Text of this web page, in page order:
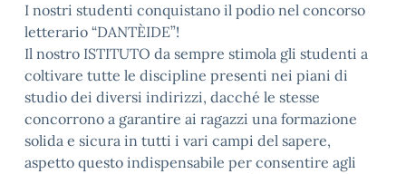
I nostri studenti conquistano il podio nel concorso
letterario “DANTÈIDE”!
Il nostro ISTITUTO da sempre stimola gli studenti a
coltivare tutte le discipline presenti nei piani di
studio dei diversi indirizzi, dacché le stesse
concorrono a garantire ai ragazzi una formazione
solida e sicura in tutti i vari campi del sapere,
aspetto questo indispensabile per consentire agli